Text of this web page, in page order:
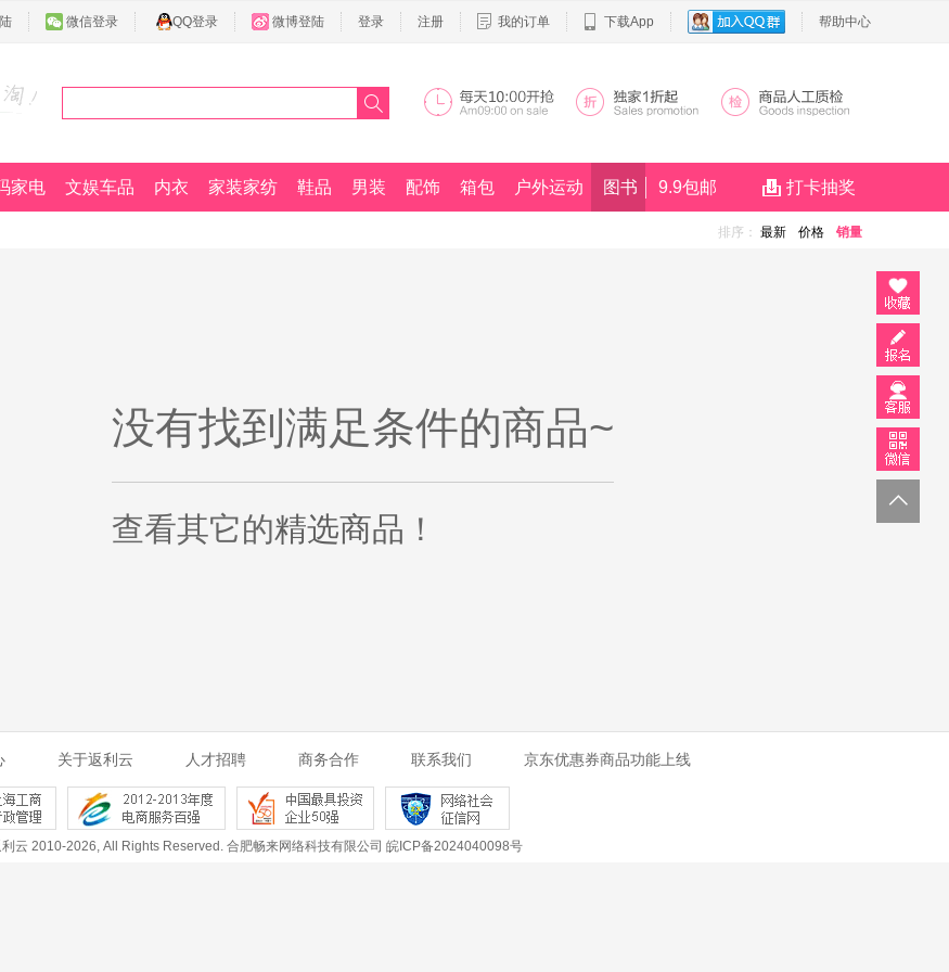
微信登录 QQ登录 微博登陆 登录 注册 我的订单 下载App 帮助中心
家电 文娱车品 内衣 家装家纺 鞋品 男装 配饰 箱包 户外运动 图书 9.9包邮 打卡抽奖
排序： 最新 价格 销量
没有找到满足条件的商品~
查看其它的精选商品 ！
关于返利云 人才招聘 商务合作 联系我们 京东优惠券商品功能上线
云 2010-2026, All Rights Reserved. 合肥畅来网络科技有限公司 皖ICP备2024040098号